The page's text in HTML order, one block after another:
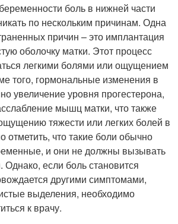
боль в нижней части
по нескольким причинам. Одна
причин – это имплантация
оболочку матки. Этот процесс
легкими болями или ощущением
того, гормональные изменения в
увеличение уровня прогестерона,
мышц матки, что также
тяжести или легких болей в
отметить, что такие боли обычно
и они не должны вызывать
Однако, если боль становится
другими симптомами,
выделения, необходимо
к врачу.